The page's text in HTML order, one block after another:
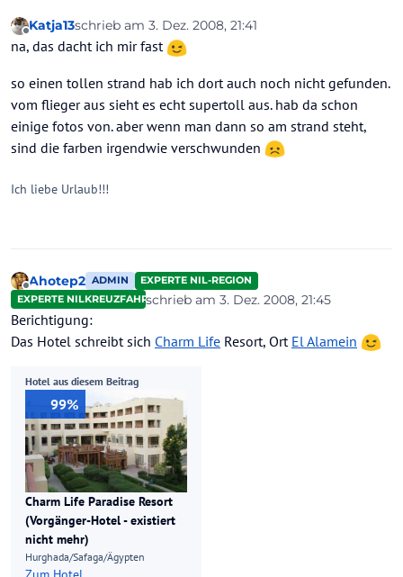
Offline
Katja13schrieb am 3. Dez. 2008, 21:41
zuletzt editiert von
na, das dacht ich mir fast
so einen tollen strand hab ich dort auch noch nicht gefunden.
vom flieger aus sieht es echt supertoll aus. hab da schon
einige fotos von. aber wenn man dann so am strand steht,
sind die farben irgendwie verschwunden
Ich liebe Urlaub!!!
Offline
Ahotep2 ADMIN
EXPERTE NIL-REGION
EXPERTE NILKREUZFAHRTENschrieb am 3. Dez. 2008, 21:45
zuletzt editiert von
Berichtigung:
Das Hotel schreibt sich Charm Life Resort, Ort El Alamein
Hotel aus diesem Beitrag
99%
Charm Life Paradise Resort
(Vorgänger-Hotel - existiert
nicht mehr)
Hurghada/Safaga/Ägypten